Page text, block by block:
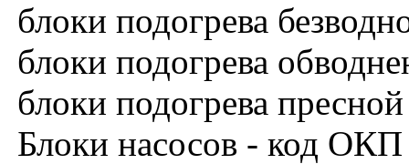
блоки подогрева
блоки подогрева
блоки подогрева
Блоки насосов - код